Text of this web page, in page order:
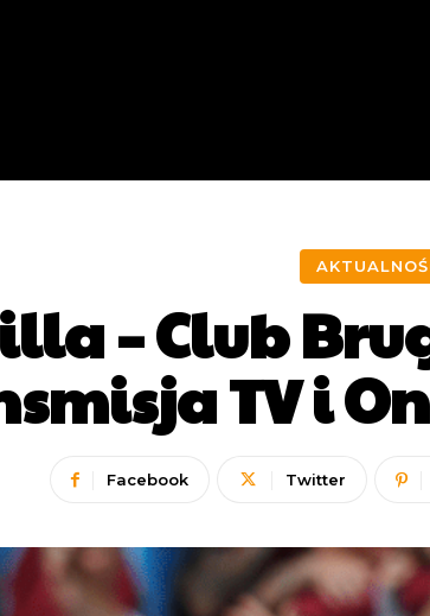
– Club
TV i
Facebook Twitter